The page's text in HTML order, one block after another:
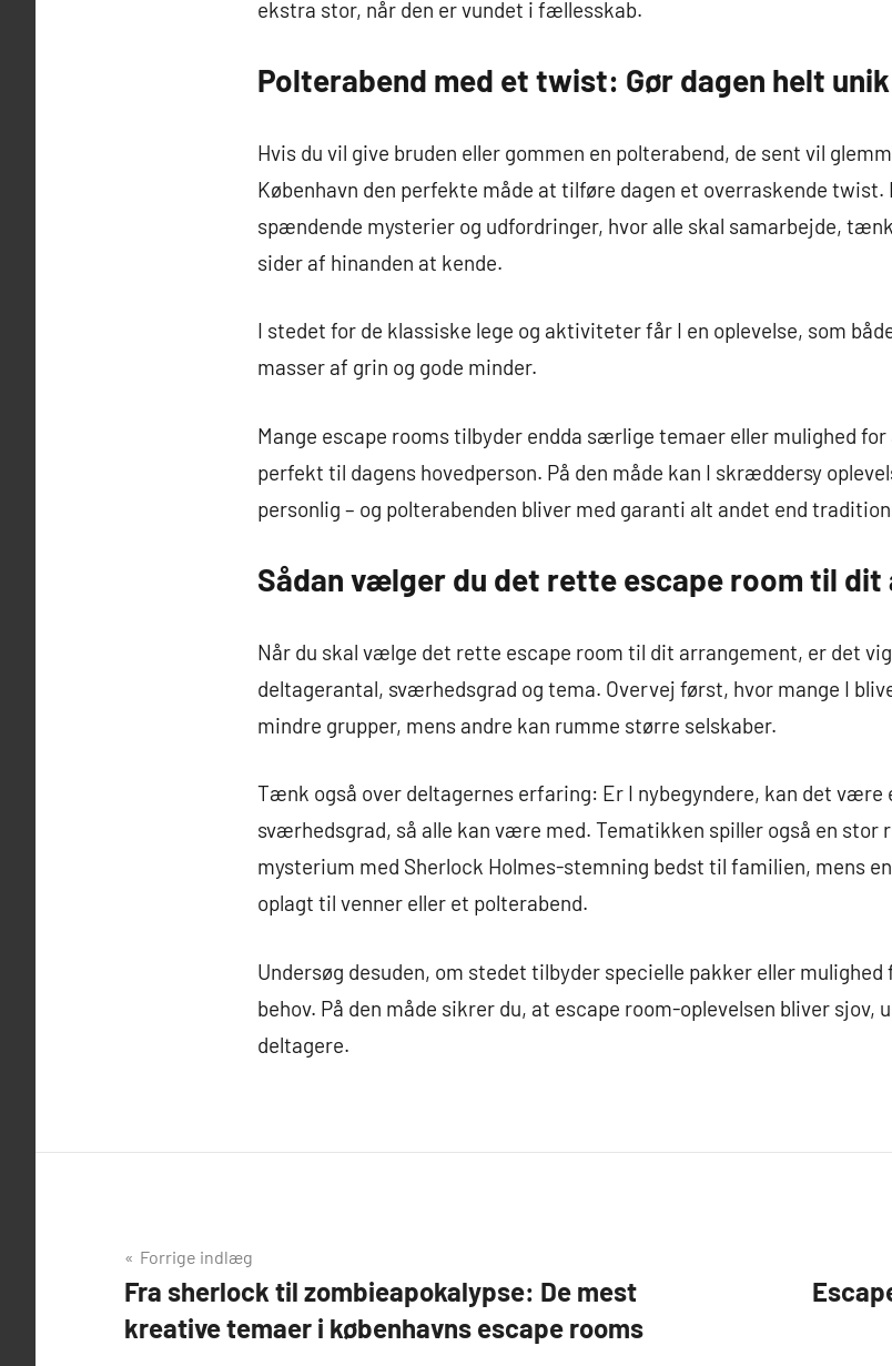
ekstra stor, når den er vundet i fællesskab.
Polterabend med et twist: Gør dagen helt unik
Hvis du vil give bruden eller gommen en polterabend, de sent vil
København den perfekte måde at tilføre dagen et overraskende twist.
spændende mysterier og udfordringer, hvor alle skal samarbejde,
sider af hinanden at kende.
I stedet for de klassiske lege og aktiviteter får I en oplevelse, som
masser af grin og gode minder.
Mange escape rooms tilbyder endda særlige temaer eller mulighed
perfekt til dagens hovedperson. På den måde kan I skræddersy
personlig – og polterabenden bliver med garanti alt andet end
Sådan vælger du det rette escape room til dit
Når du skal vælge det rette escape room til dit arrangement, er det
deltagerantal, sværhedsgrad og tema. Overvej først, hvor mange I
mindre grupper, mens andre kan rumme større selskaber.
Tænk også over deltagernes erfaring: Er I nybegyndere, kan det
sværhedsgrad, så alle kan være med. Tematikken spiller også en stor
mysterium med Sherlock Holmes-stemning bedst til familien, mens
oplagt til venner eller et polterabend.
Undersøg desuden, om stedet tilbyder specielle pakker eller
behov. På den måde sikrer du, at escape room-oplevelsen bliver
deltagere.
Indlægsnavigation
Forrige indlæg
Fra sherlock til zombieapokalypse: De mest
kreative temaer i københavns escape rooms